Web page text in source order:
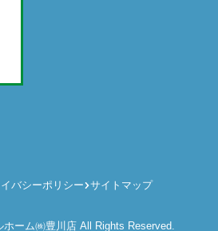
バシーポリシー サイトマップ
ホーム㈱豊川店 All Rights Reserved.